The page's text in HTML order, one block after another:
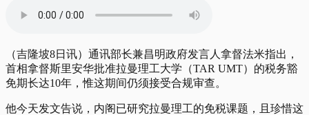
（吉隆坡8日讯）通讯部长兼昌明政府发言人拿督法米指出，
首相拿督斯里安华批准拉曼理工大学（TAR UMT）的税务豁
免期长达10年，惟这期间仍须接受合规审查。
他今天发文告说，内阁已研究拉曼理工的免税课题，且珍惜这